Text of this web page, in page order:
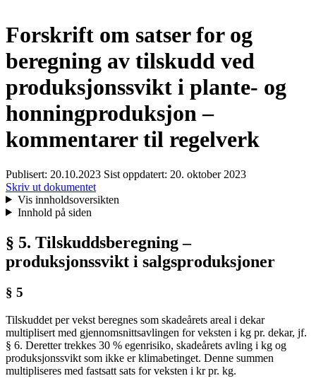
Forskrift om satser for og
beregning av tilskudd ved
produksjonssvikt i plante- og
honningproduksjon –
kommentarer til regelverk
Publisert: 20.10.2023 Sist oppdatert: 20. oktober 2023
Skriv ut dokumentet
Vis innholdsoversikten
Innhold på siden
§ 5. Tilskuddsberegning –
produksjonssvikt i salgsproduksjoner
§ 5
Tilskuddet per vekst beregnes som skadeårets areal i dekar
multiplisert med gjennomsnittsavlingen for veksten i kg pr. dekar, jf.
§ 6. Deretter trekkes 30 % egenrisiko, skadeårets avling i kg og
produksjonssvikt som ikke er klimabetinget. Denne summen
multipliseres med fastsatt sats for veksten i kr pr. kg.